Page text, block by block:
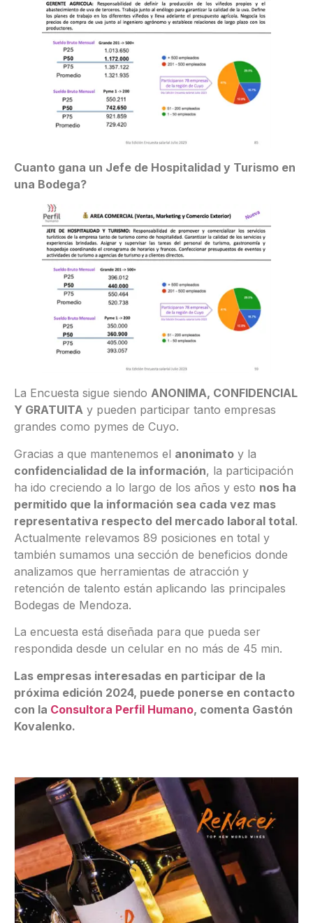
Cuanto gana un Jefe de Hospitalidad y Turismo en
una Bodega?
La Encuesta sigue siendo ANONIMA, CONFIDENCIAL
Y GRATUITA y pueden participar tanto empresas
grandes como pymes de Cuyo.
Gracias a que mantenemos el anonimato y la
confidencialidad de la información, la participación
ha ido creciendo a lo largo de los años y esto nos ha
permitido que la información sea cada vez mas
representativa respecto del mercado laboral total.
Actualmente relevamos 89 posiciones en total y
también sumamos una sección de beneficios donde
analizamos que herramientas de atracción y
retención de talento están aplicando las principales
Bodegas de Mendoza.
La encuesta está diseñada para que pueda ser
respondida desde un celular en no más de 45 min.
Las empresas interesadas en participar de la
próxima edición 2024, puede ponerse en contacto
con la Consultora Perfil Humano, comenta Gastón
Kovalenko.